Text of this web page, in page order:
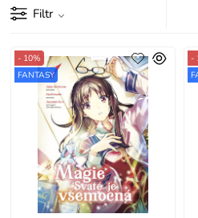
Filtr
- 10%
FANTASY
-